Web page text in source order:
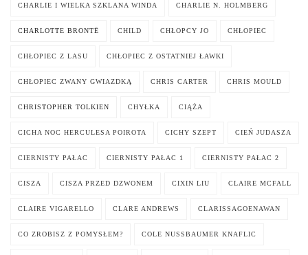
CHARLIE I WIELKA SZKLANA WINDA CHARLIE N. HOLMBERG
CHARLOTTE BRONTË CHILD CHŁOPCY JO CHŁOPIEC
CHŁOPIEC Z LASU CHŁOPIEC Z OSTATNIEJ ŁAWKI
CHŁOPIEC ZWANY GWIAZDKĄ CHRIS CARTER CHRIS MOULD
CHRISTOPHER TOLKIEN CHYŁKA CIĄŻA
CICHA NOC HERCULESA POIROTA CICHY SZEPT CIEŃ JUDASZA
CIERNISTY PAŁAC CIERNISTY PAŁAC 1 CIERNISTY PAŁAC 2
CISZA CISZA PRZED DZWONEM CIXIN LIU CLAIRE MCFALL
CLAIRE VIGARELLO CLARE ANDREWS CLARISSAGOENAWAN
CO ZROBISZ Z POMYSŁEM? COLE NUSSBAUMER KNAFLIC